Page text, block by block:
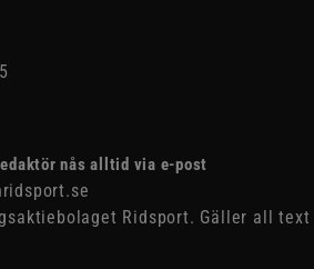
nås alltid via e-post
Ridsport. Gäller all text